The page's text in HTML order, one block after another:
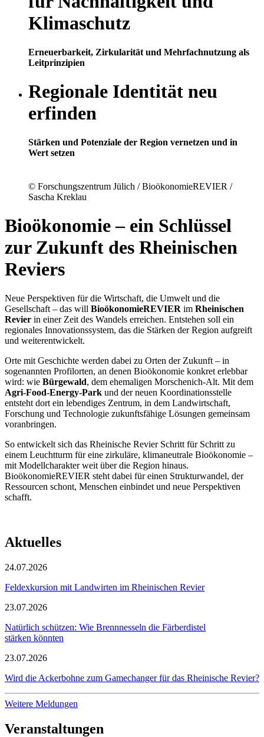
Klimaschutz
Erneuerbarkeit, Zirkularität und Mehrfachnutzung als
Leitprinzipien
Regionale Identität neu
erfinden
Stärken und Potenziale der Region vernetzen und in
Wert setzen
© Forschungszentrum Jülich / BioökonomieREVIER /
Sascha Kreklau
Bioökonomie – ein Schlüssel
zur Zukunft des Rheinischen
Reviers
Neue Perspektiven für die Wirtschaft, die Umwelt und die
Gesellschaft – das will BioökonomieREVIER im Rheinischen
Revier in einer Zeit des Wandels erreichen. Entstehen soll ein
regionales Innovationssystem, das die Stärken der Region aufgreift
und weiterentwickelt.
Orte mit Geschichte werden dabei zu Orten der Zukunft – in
sogenannten Profilorten, an denen Bioökonomie konkret erlebbar
wird: wie Bürgewald, dem ehemaligen Morschenich-Alt. Mit dem
Agri-Food-Energy-Park und der neuen Koordinationsstelle
entsteht dort ein lebendiges Zentrum, in dem Landwirtschaft,
Forschung und Technologie zukunftsfähige Lösungen gemeinsam
voranbringen.
So entwickelt sich das Rheinische Revier Schritt für Schritt zu
einem Leuchtturm für eine zirkuläre, klimaneutrale Bioökonomie –
mit Modellcharakter weit über die Region hinaus.
BioökonomieREVIER steht dabei für einen Strukturwandel, der
Ressourcen schont, Menschen einbindet und neue Perspektiven
schafft.
Aktuelles
24.07.2026
Feldexkursion mit Landwirten im Rheinischen Revier
23.07.2026
Natürlich schützen: Wie Brennnesseln die Färberdistel
stärken könnten
23.07.2026
Wird die Ackerbohne zum Gamechanger für das Rheinische Revier?
Weitere Meldungen
Veranstaltungen